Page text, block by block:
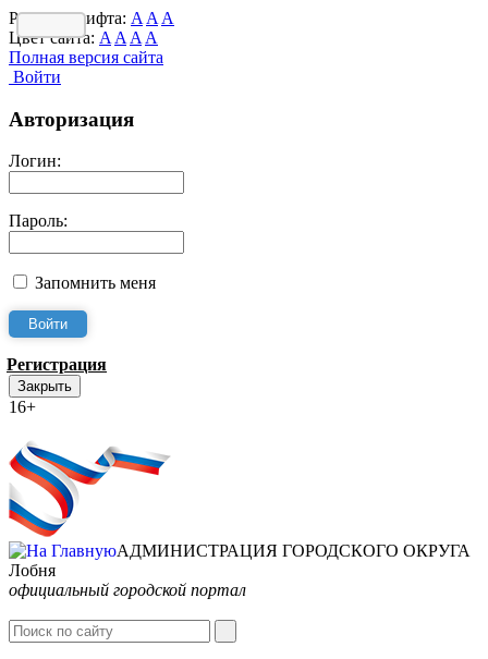
Размер шрифта: A A A
Цвет сайта: A A A A
Полная версия сайта
Войти
Авторизация
Логин:
Пароль:
Запомнить меня
Регистрация
Закрыть
16+
АДМИНИСТРАЦИЯ ГОРОДСКОГО ОКРУГА
Лобня
официальный городской портал